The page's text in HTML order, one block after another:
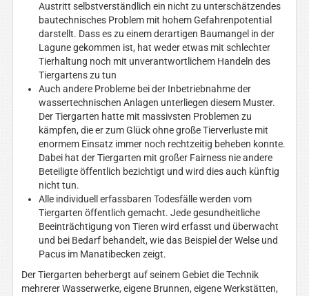
Austritt selbstverständlich ein nicht zu unterschätzendes
bautechnisches Problem mit hohem Gefahrenpotential
darstellt. Dass es zu einem derartigen Baumangel in der
Lagune gekommen ist, hat weder etwas mit schlechter
Tierhaltung noch mit unverantwortlichem Handeln des
Tiergartens zu tun
Auch andere Probleme bei der Inbetriebnahme der
wassertechnischen Anlagen unterliegen diesem Muster.
Der Tiergarten hatte mit massivsten Problemen zu
kämpfen, die er zum Glück ohne große Tierverluste mit
enormem Einsatz immer noch rechtzeitig beheben konnte.
Dabei hat der Tiergarten mit großer Fairness nie andere
Beteiligte öffentlich bezichtigt und wird dies auch künftig
nicht tun.
Alle individuell erfassbaren Todesfälle werden vom
Tiergarten öffentlich gemacht. Jede gesundheitliche
Beeinträchtigung von Tieren wird erfasst und überwacht
und bei Bedarf behandelt, wie das Beispiel der Welse und
Pacus im Manatibecken zeigt.
Der Tiergarten beherbergt auf seinem Gebiet die Technik
mehrerer Wasserwerke, eigene Brunnen, eigene Werkstätten,